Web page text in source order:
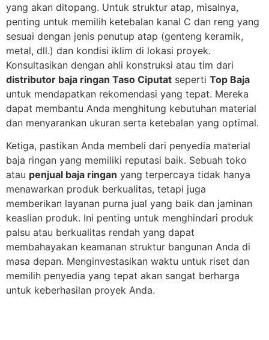
yang akan ditopang. Untuk struktur atap, misalnya,
penting untuk memilih ketebalan kanal C dan reng yang
sesuai dengan jenis penutup atap (genteng keramik,
metal, dll.) dan kondisi iklim di lokasi proyek.
Konsultasikan dengan ahli konstruksi atau tim dari
distributor baja ringan Taso Ciputat seperti Top Baja
untuk mendapatkan rekomendasi yang tepat. Mereka
dapat membantu Anda menghitung kebutuhan material
dan menyarankan ukuran serta ketebalan yang optimal.
Ketiga, pastikan Anda membeli dari penyedia material
baja ringan yang memiliki reputasi baik. Sebuah toko
atau penjual baja ringan yang terpercaya tidak hanya
menawarkan produk berkualitas, tetapi juga
memberikan layanan purna jual yang baik dan jaminan
keaslian produk. Ini penting untuk menghindari produk
palsu atau berkualitas rendah yang dapat
membahayakan keamanan struktur bangunan Anda di
masa depan. Menginvestasikan waktu untuk riset dan
memilih penyedia yang tepat akan sangat berharga
untuk keberhasilan proyek Anda.